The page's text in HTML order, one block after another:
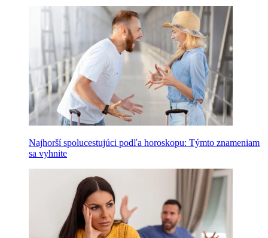
Najhorší spolucestujúci podľa horoskopu: Týmto znameniam
sa vyhnite